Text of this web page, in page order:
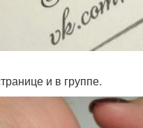
и в группе.